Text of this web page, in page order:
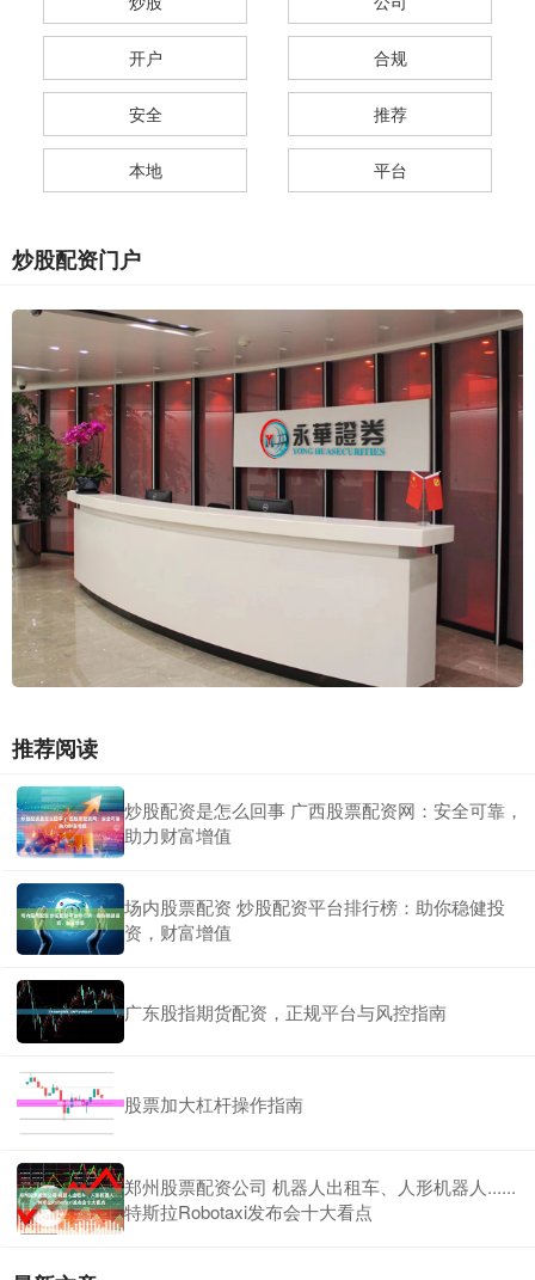
开户 合规
安全 推荐
本地 平台
炒股配资门户
推荐阅读
炒股配资是怎么回事 广西股票配资网：安全可靠，
助力财富增值
场内股票配资 炒股配资平台排行榜：助你稳健投
资，财富增值
广东股指期货配资，正规平台与风控指南
股票加大杠杆操作指南
郑州股票配资公司 机器人出租车、人形机器人......
特斯拉Robotaxi发布会十大看点